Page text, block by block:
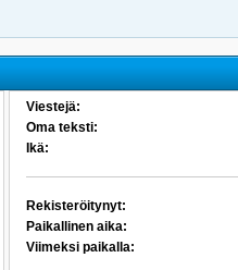
Viestejä:
Oma teksti:
Ikä:
Rekisteröitynyt:
Paikallinen aika:
Viimeksi paikalla: